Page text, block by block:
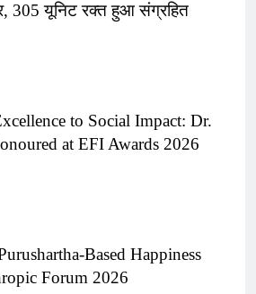
305 यूनिट रक्त हुआ संग्रहित
to Social Impact: Dr.
at EFI Awards 2026
Based Happiness
Forum 2026